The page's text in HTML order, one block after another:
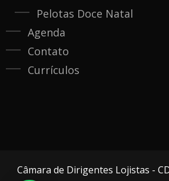
Pelotas Doce Natal
Agenda
Contato
Currículos
Câmara de Dirigentes Lojistas -